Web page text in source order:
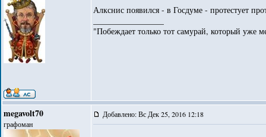
Алкснис появился - в Госдуме - протестует
"Побеждает только тот самурай, который уже
megavolt70
графоман
Добавлено: Вс Дек 25, 2016 12:18